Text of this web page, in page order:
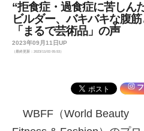
“拒食症・過食症に苦しん
ビルダー、バキバキな腹
「まるで芸術品」の声
2023年09月11日UP
（最終更新：2023/11/03 05:53）
WBFF（World Beauty